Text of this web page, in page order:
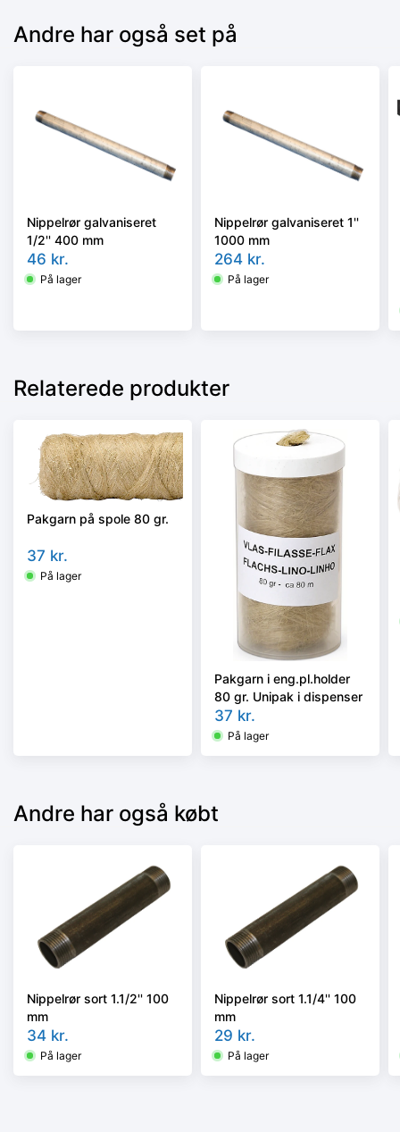
Andre har også set på
Nippelrør galvaniseret
1/2'' 400 mm
46 kr.
På lager
Nippelrør galvaniseret 1''
1000 mm
264 kr.
På lager
Relaterede produkter
Pakgarn på spole 80 gr.
37 kr.
På lager
Pakgarn i eng.pl.holder
80 gr. Unipak i dispenser
37 kr.
På lager
Andre har også købt
Nippelrør sort 1.1/2'' 100
mm
34 kr.
På lager
Nippelrør sort 1.1/4'' 100
mm
29 kr.
På lager